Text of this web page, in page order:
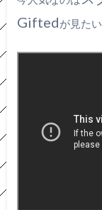
Giftedが見たい